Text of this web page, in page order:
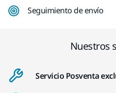
Seguimiento de envío
Nuestros
Servicio Posventa